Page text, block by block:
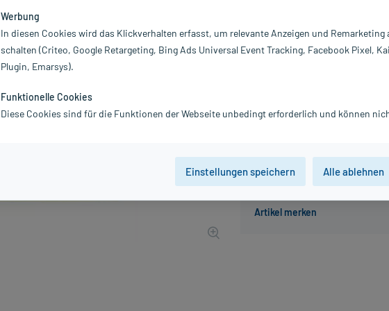
inkl. MwSt. zzgl. Versandkosten
PZN:
Hersteller:
Werbung
In diesen Cookies wird das Klickverhalten erfasst, um relevante Anzeigen und Remarketing
schalten (Criteo, Google Retargeting, Bing Ads Universal Event Tracking, Facebook Pixel,
Plugin, Emarsys).
Funktionelle Cookies
Diese Cookies sind für die Funktionen der Webseite unbedingt erforderlich und können
Einstellungen speichern Alle ablehnen